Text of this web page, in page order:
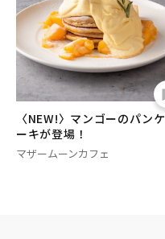
〈NEW!〉マンゴーのパンケ
ーキが登場！
マザームーンカフェ